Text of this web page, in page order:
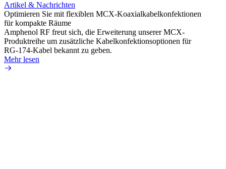
Artikel & Nachrichten
Optimieren Sie mit flexiblen MCX-Koaxialkabelkonfektionen
für kompakte Räume
Amphenol RF freut sich, die Erweiterung unserer MCX-
Produktreihe um zusätzliche Kabelkonfektionsoptionen für
RG-174-Kabel bekannt zu geben.
Mehr lesen